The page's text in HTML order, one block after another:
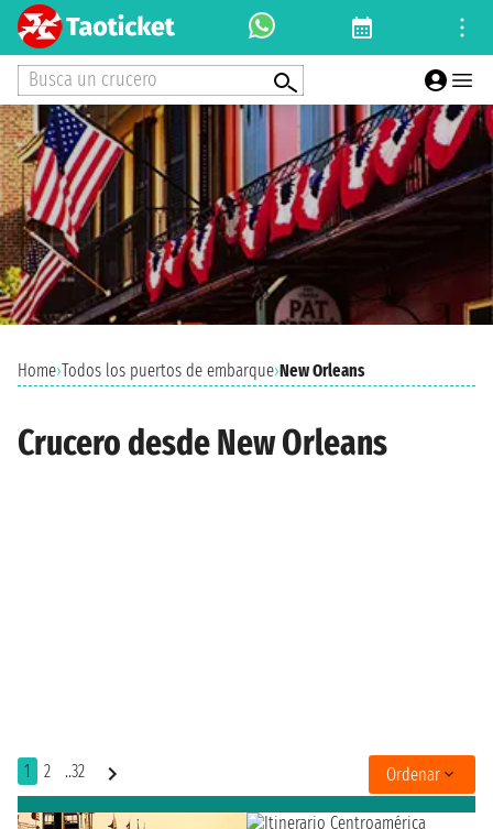
Busca un crucero
Home›Todos los puertos de embarque›New Orleans
Crucero desde New Orleans
1 2 ..32 Ordenar